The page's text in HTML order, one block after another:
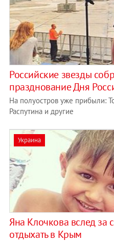
Российские звезды
празднование Дня
На полуостров уже прибыли:
Распутина и другие
Украина
Яна Клочкова вслед за
отдыхать в Крым